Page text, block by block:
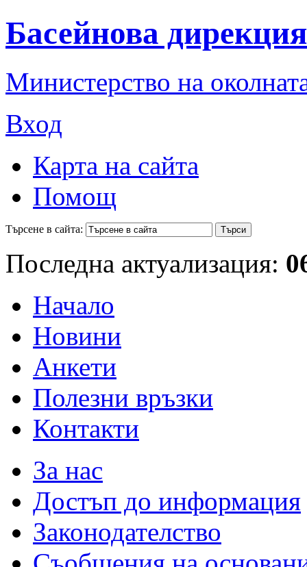
Басейнова
Министерство на
Вход
Карта на сайта
Помощ
Търсене в сайта:
Последна актуализация:
Начало
Новини
Анкети
Полезни връзки
Контакти
За нас
Достъп до информация
Законодателство